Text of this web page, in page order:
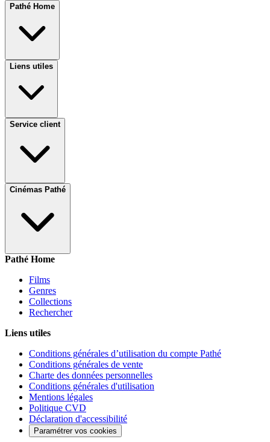
Pathé Home
Liens utiles
Service client
Cinémas Pathé
Pathé Home
Films
Genres
Collections
Rechercher
Liens utiles
Conditions générales d’utilisation du compte Pathé
Conditions générales de vente
Charte des données personnelles
Conditions générales d'utilisation
Mentions légales
Politique CVD
Déclaration d'accessibilité
Paramétrer vos cookies